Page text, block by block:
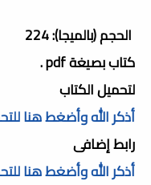
الحجم (بالميجا): 224
كتاب بصيغة pdf .
لتحميل الكتاب
أذكر الله وأضغط هنا
رابط إضافى
أذكر الله وأضغط هنا